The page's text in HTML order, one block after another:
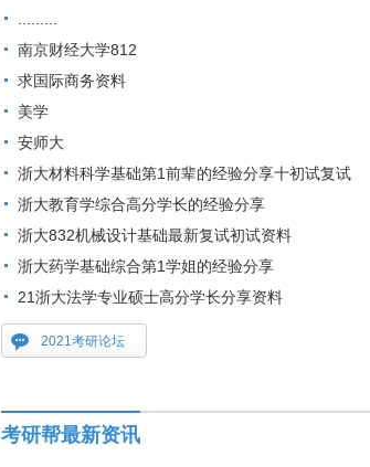
南京财经大学812
求国际商务资料
美学
安师大
浙大材料科学基础第1前辈的经验分享十初试复试
浙大教育学综合高分学长的经验分享
浙大832机械设计基础最新复试初试资料
浙大药学基础综合第1学姐的经验分享
21浙大法学专业硕士高分学长分享资料
2021考研论坛
考研帮最新资讯